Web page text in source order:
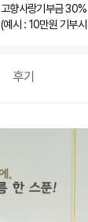
고향사랑기부금
(예시 : 10만원 기부
후기